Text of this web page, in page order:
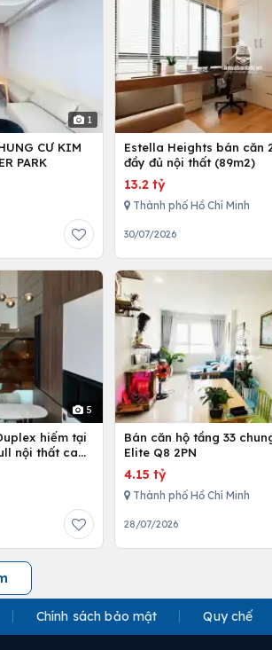
1
CƯ KIM
PARK
Estella Heights bán căn
đầy đủ nội thất (89m2)
13.2 tỷ
Thành phố Hồ Chí Minh
30/07/2026
5
hiếm tại
nội thất cao
Bán căn hộ tầng 33
Elite Q8 2PN
4.15 tỷ
Thành phố Hồ Chí Minh
28/07/2026
Chính sách bảo mật Quy chế